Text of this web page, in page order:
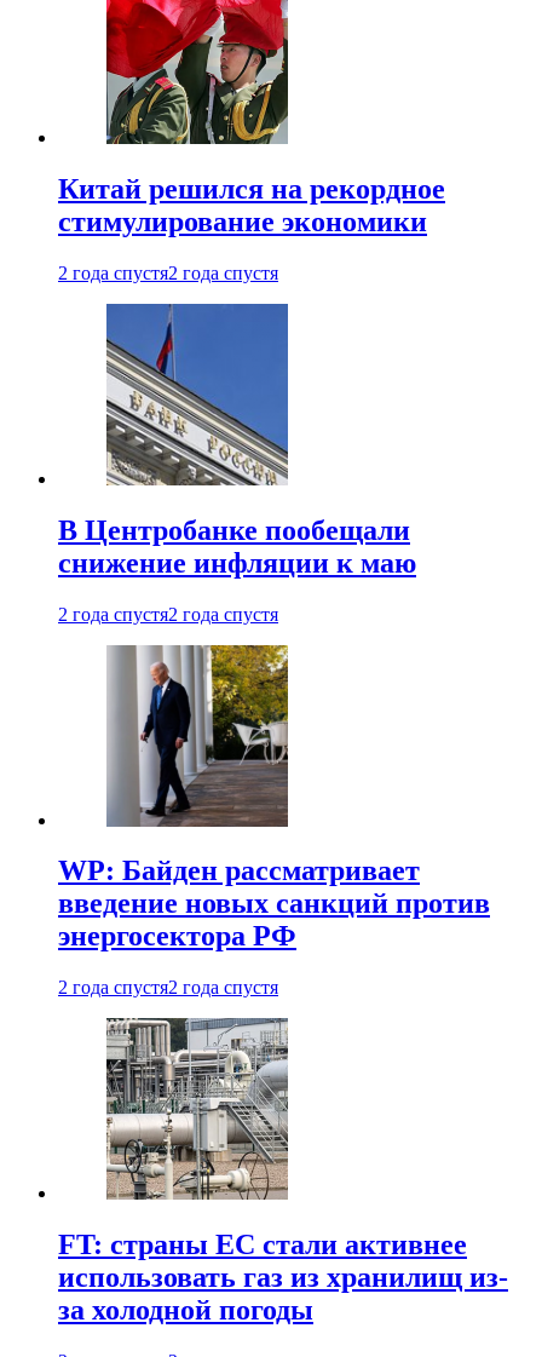
Китай решился на рекордное
стимулирование экономики
2 года спустя2 года спустя
В Центробанке пообещали
снижение инфляции к маю
2 года спустя2 года спустя
WP: Байден рассматривает
введение новых санкций против
энергосектора РФ
2 года спустя2 года спустя
FT: страны ЕС стали активнее
использовать газ из хранилищ из-
за холодной погоды